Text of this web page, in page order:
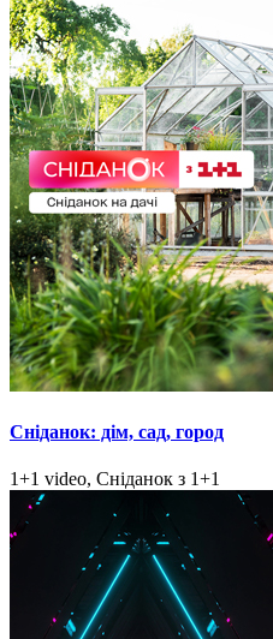
Сніданок: дім, сад, город
1+1 video, Сніданок з 1+1